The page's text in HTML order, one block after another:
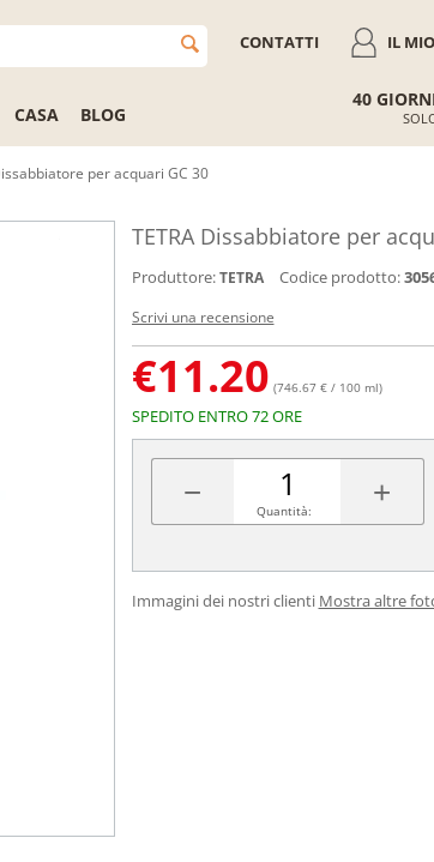
IL
CONTATTI
CASA BLOG
40
per acquari GC 30
TETRA Dissabbiatore per
Produttore: TETRA Codice prodotto:
Scrivi una recensione
€11.20 (746.67 € / 100 ml)
SPEDITO ENTRO 72 ORE
− +
Quantità:
Immagini dei nostri clienti Mostra altre